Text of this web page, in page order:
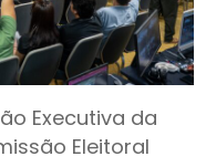
Executiva da
Eleitoral